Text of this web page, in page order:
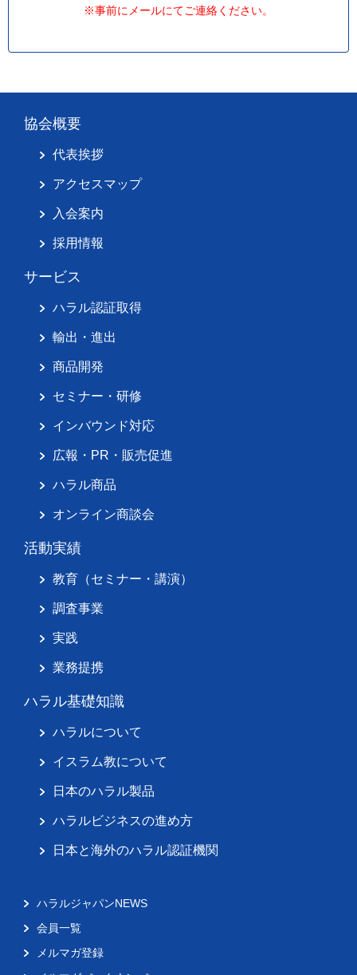
※事前にメールにてご連絡ください。
協会概要
代表挨拶
アクセスマップ
入会案内
採用情報
サービス
ハラル認証取得
輸出・進出
商品開発
セミナー・研修
インバウンド対応
広報・PR・販売促進
ハラル商品
オンライン商談会
活動実績
教育（セミナー・講演）
調査事業
実践
業務提携
ハラル基礎知識
ハラルについて
イスラム教について
日本のハラル製品
ハラルビジネスの進め方
日本と海外のハラル認証機関
ハラルジャパンNEWS
会員一覧
メルマガ登録